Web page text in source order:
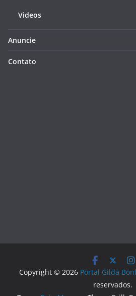
Videos
Anuncie
Contato
Copyright © 2026 Portal Gilda
reservados.